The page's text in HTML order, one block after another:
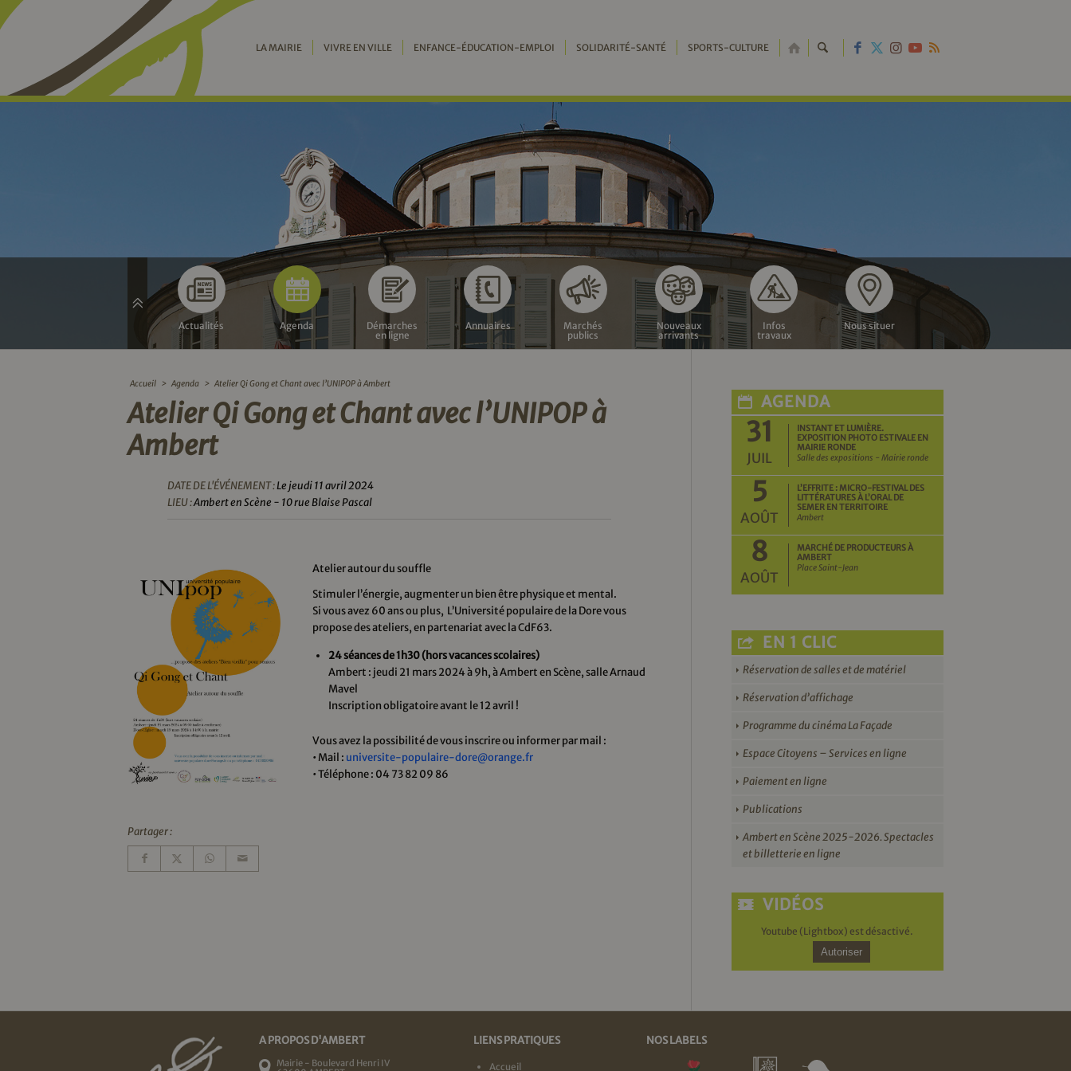
LA MAIRIE VIVRE EN VILLE ENFANCE-ÉDUCATION-EMPLOI SOLIDARITÉ-SANTÉ SPORTS-CULTURE RETOUR
Actualités Agenda
Démarches
en ligne
Annuaires
Marchés
publics
Nouveaux
arrivants
Infos
travaux
Nous situer
Accueil > Agenda > Atelier Qi Gong et Chant avec l’UNIPOP à Ambert
Atelier Qi Gong et Chant avec l’UNIPOP à
Ambert
DATE DE L'ÉVÉNEMENT :Le jeudi 11 avril 2024
LIEU :Ambert en Scène - 10 rue Blaise Pascal
Atelier autour du souffle
Stimuler l’énergie, augmenter un bien être physique et mental.
Si vous avez 60 ans ou plus, L’Université populaire de la Dore vous
propose des ateliers, en partenariat avec la CdF63.
24 séances de 1h30 (hors vacances scolaires)
Ambert : jeudi 21 mars 2024 à 9h, à Ambert en Scène, salle Arnaud
Mavel
Inscription obligatoire avant le 12 avril !
Vous avez la possibilité de vous inscrire ou informer par mail :
• Mail : universite-populaire-dore@orange.fr
• Téléphone : 04 73 82 09 86
Partager :
AGENDA
31
JUIL
INSTANT ET LUMIÈRE.
EXPOSITION PHOTO ESTIVALE EN
MAIRIE RONDE
Salle des expositions - Mairie ronde
5
AOÛT
L’EFFRITE : MICRO-FESTIVAL DES
LITTÉRATURES À L’ORAL DE
SEMER EN TERRITOIRE
Ambert
8
AOÛT
MARCHÉ DE PRODUCTEURS À
AMBERT
Place Saint-Jean
EN 1 CLIC
Réservation de salles et de matériel
Réservation d’affichage
Programme du cinéma La Façade
Espace Citoyens – Services en ligne
Paiement en ligne
Publications
Ambert en Scène 2025-2026. Spectacles
et billetterie en ligne
VIDÉOS
Youtube (Lightbox) est désactivé.
Autoriser
A PROPOS D'AMBERT
Mairie - Boulevard Henri IV
LIENS PRATIQUES
Accueil
NOS LABELS